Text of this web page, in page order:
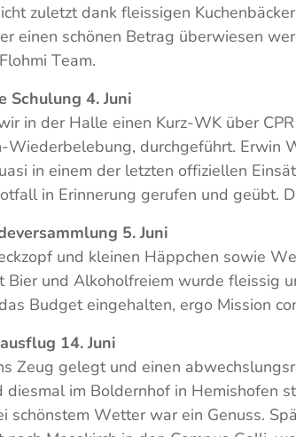
zuletzt dank fleissigen
einen schönen Betrag überwiesen
Team.
Schulung 4. Juni
in der Halle einen Kurz-WK über
Wiederbelebung, durchgeführt. Erwin
in einem der letzten offiziellen
in Erinnerung gerufen und geübt.
5. Juni
und kleinen Häppchen sowie
und Alkoholfreiem wurde fleissig
Budget eingehalten, ergo Mission
14. Juni
Zeug gelegt und einen
im Boldernhof in Hemishofen
schönstem Wetter war ein Genuss.